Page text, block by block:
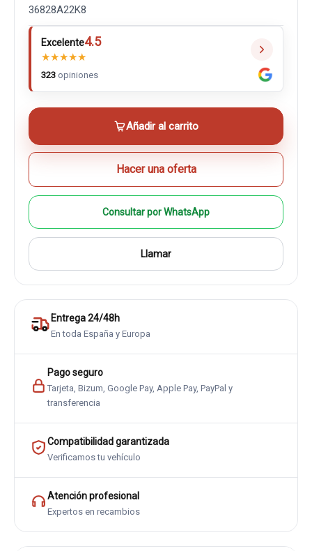
36828A22K8
Excelente4.5
★★★★★
323 opiniones
Añadir al carrito
Hacer una oferta
Consultar por WhatsApp
Llamar
Entrega 24/48h
En toda España y Europa
Pago seguro
Tarjeta, Bizum, Google Pay, Apple Pay, PayPal y
transferencia
Compatibilidad garantizada
Verificamos tu vehículo
Atención profesional
Expertos en recambios